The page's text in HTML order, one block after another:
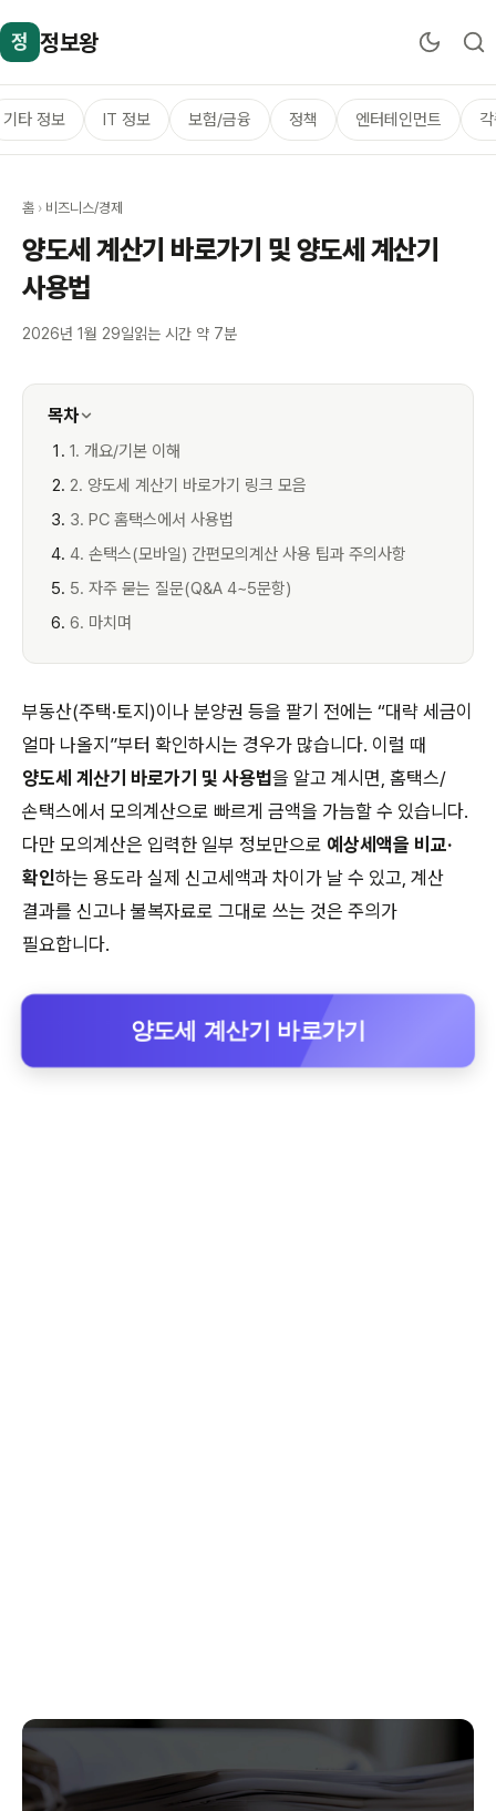
정 정보왕
기타 정보 IT 정보 보험/금융 정책 엔터테인먼트
홈 › 비즈니스/경제
양도세 계산기 바로가기 및 양도세 계산기
사용법
2026년 1월 29일읽는 시간 약 7분
목차
1. 개요/기본 이해
2. 양도세 계산기 바로가기 링크 모음
3. PC 홈택스에서 사용법
4. 손택스(모바일) 간편모의계산 사용 팁과 주의사항
5. 자주 묻는 질문(Q&A 4~5문항)
6. 마치며
부동산(주택·토지)이나 분양권 등을 팔기 전에는 “대략 세금이
얼마 나올지”부터 확인하시는 경우가 많습니다. 이럴 때
양도세 계산기 바로가기 및 사용법을 알고 계시면, 홈택스/
손택스에서 모의계산으로 빠르게 금액을 가늠할 수 있습니다.
다만 모의계산은 입력한 일부 정보만으로 예상세액을 비교·
확인하는 용도라 실제 신고세액과 차이가 날 수 있고, 계산
결과를 신고나 불복자료로 그대로 쓰는 것은 주의가
필요합니다.
양도세 계산기 바로가기